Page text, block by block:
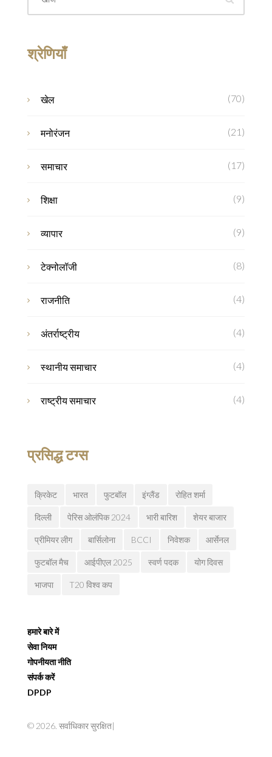
श्रेणियाँ
खेल (70)
मनोरंजन (21)
समाचार (17)
शिक्षा (9)
व्यापार (9)
टेक्नोलॉजी (8)
राजनीति (4)
अंतर्राष्ट्रीय (4)
स्थानीय समाचार (4)
राष्ट्रीय समाचार (4)
प्रसिद्ध टग्स
क्रिकेट भारत फुटबॉल इंग्लैंड रोहित शर्मा
दिल्ली पेरिस ओलंपिक 2024 भारी बारिश शेयर बाजार
प्रीमियर लीग बार्सिलोना BCCI निवेशक आर्सेनल
फुटबॉल मैच आईपीएल 2025 स्वर्ण पदक योग दिवस
भाजपा T20 विश्व कप
हमारे बारे में
सेवा नियम
गोपनीयता नीति
संपर्क करें
DPDP
© 2026. सर्वाधिकार सुरक्षित|